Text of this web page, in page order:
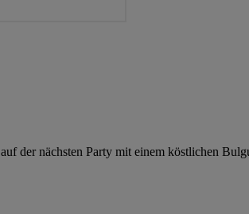
der nächsten Party mit einem köstlichen